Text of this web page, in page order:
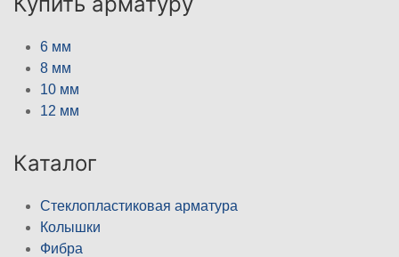
6 мм
8 мм
10 мм
12 мм
Каталог
Стеклопластиковая арматура
Колышки
Фибра